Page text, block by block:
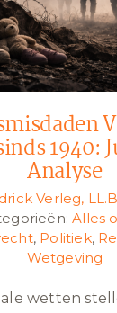
1940:
Analyse
Verleg,
Alles
, Politiek,
Wetgeving
wetten